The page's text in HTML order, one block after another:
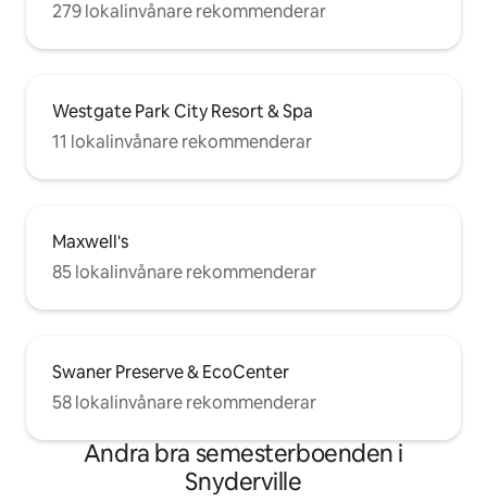
279 lokalinvånare rekommenderar
Westgate Park City Resort & Spa
11 lokalinvånare rekommenderar
Maxwell's
85 lokalinvånare rekommenderar
Swaner Preserve & EcoCenter
58 lokalinvånare rekommenderar
Andra bra semesterboenden i
Snyderville